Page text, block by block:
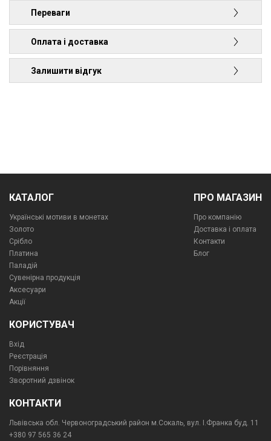
Переваги
Оплата і доставка
Залишити відгук
КАТАЛОГ
Українські мотиви в монетах
Золото
Срібло
Платина
Паладій
Сувенірна продукція
Аксесуари
Акції
ПРО МАГАЗИН
Про компанiю
Доставка і оплата
Контакти
Блог
КОРИСТУВАЧ
Вхід
Реєстрація
Порівняння
Зворотний дзвінок
КОНТАКТИ
Львівська обл. Червоноградський район м.Сокаль, вул. І.Франка буд. 11
+380 97 565 36 24